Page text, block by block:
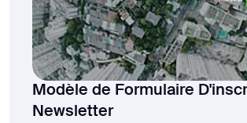
Modèle de Formulaire
Newsletter